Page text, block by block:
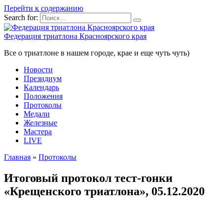
Перейти к содержанию
Search for:
Федерация триатлона Красноярского края
Все о триатлоне в нашем городе, крае и еще чуть чуть)
Новости
Президиум
Календарь
Положения
Протоколы
Медали
Железные
Мастера
LIVE
Главная » Протоколы
Итоговый протокол тест-гонки
«Крещенского триатлона», 05.12.2020